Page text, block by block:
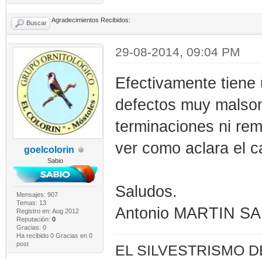
Buscar Agradecimientos Recibidos:
goelcolorin
Sabio
Mensajes: 907
Temas: 13
Registro en: Aug 2012
Reputación: 0
Gracias: 0
Ha recibido 0 Gracias en 0
post
29-08-2014, 09:04 PM
Efectivamente
defectos muy
terminaciones ni
ver como aclara el
Saludos.
Antonio MARTIN
EL SILVESTRISMO